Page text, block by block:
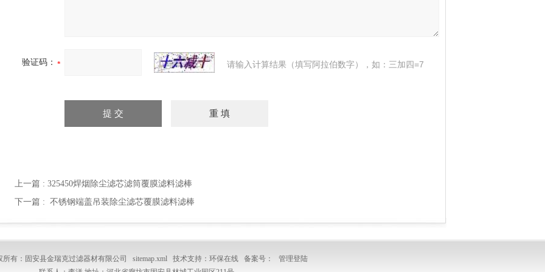
验证码： 请输入计算结果（填写阿拉伯数字），如：三加四=7
上一篇 : 325450焊烟除尘滤芯滤筒覆膜滤料滤棒
下一篇 : 不锈钢端盖吊装除尘滤芯覆膜滤料滤棒
所有：固安县金瑞克过滤器材有限公司 sitemap.xml 技术支持： 环保在线 备案号：
管理登陆